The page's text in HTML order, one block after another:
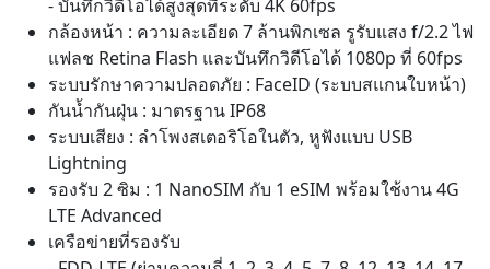
- บันทึกวิดีโอได้สูงสุดที่ระดับ 4K 60fps
กล้องหน้า : ความละเอียด 7 ล้านพิกเซล รูรับแสง f/2.2 ไฟ
แฟลช Retina Flash และบันทึกวิดีโอได้ 1080p ที่ 60fps
ระบบรักษาความปลอดภัย : FaceID (ระบบสแกนใบหน้า)
กันน้ำกันฝุ่น : มาตรฐาน IP68
ระบบเสียง : ลำโพงสเตอริโอในตัว, หูฟังแบบ USB
Lightning
รองรับ 2 ซิม : 1 NanoSIM กับ 1 eSIM พร้อมใช้งาน 4G
LTE Advanced
เครือข่ายที่รองรับ